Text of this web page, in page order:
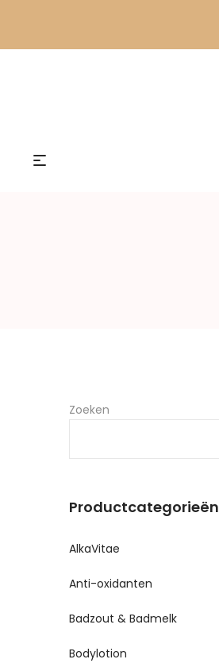
Zoeken
Productcategorieën
AlkaVitae
Anti-oxidanten
Badzout & Badmelk
Bodylotion